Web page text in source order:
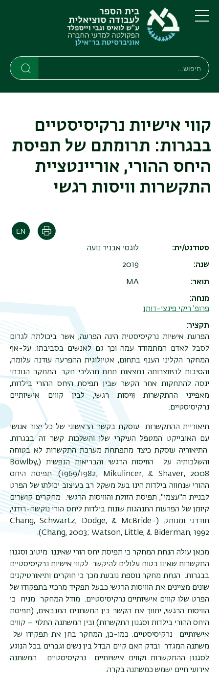
דילוג
לתוכן
העיקרי
דילוג
לתפריט
ניווט
ראשי
תפריט
חיפוש
Search
קווי אישיות נרקיסיסטיים
בבגרות: תרומתם של תפיסת
היחס ההורי, אוריינטציית
התקשרות וויסות רגשי
הדפסה
סטודנט/ית
לוגסי אבניר נועה
שנה 2019
תואר MA
מנחה
פרופ' ריקי פינצי-דותן
תקציר
הפרעת אישיות נרקיסיסטית הינה הפרעה, אשר ביכולתה לגרום
לסבל לאדם המתמודד עמה וכך גם לאנשים בסביבתו. על-אף
המחקר הקליני הענף בתחום, אטיולוגית ההפרעה עודנה עלומה,
והסיבות להיווצרותה נמצאות תחת תהליכי חקר. המחקר הנוכחי
ינסה להתחקות אחר הקשר שבין תפיסת היחס ההורי בילדות,
מאפייני ההתקשרות וּוִיסות רגשי, לבין קווים אישיותיים
נרקיסיסטיים.
תיאוריית ההתקשרות עוסקת בקשר הראשוני של כל יצור אנושי
עם האובייקט המטפל העיקרי שלו והשלכות קשר זה בבגרות.
התיאוריה עוסקת כיצד מתפתחת מערכת התקשרות לא בטוחה
והשלכותיה על הוויסות הרגשי והבריאות הנפשית (Bowlby,
1969/1982; Mikulincer, & Shaver, 2008). תפיסת היחס
ההורי שנחווה בילדות הינו בעל משקל רב בעיצוב יכולתו של הפרט
לבניית ה"עצמי", תפיסת הזולת והוויסות הרגשי. מחקרים קושרים
קיומן של הפרעות התנהגות שונות בילדות ליחס הורי נוקשה-רודני,
חודרני ומנותק ( Chang, Schwartz, Dodge, & McBride-
Chang, 2003; Watson, Little, & Biderman, 1992
).
מכאן עולה הנחת המחקר כי תפיסת יחס הורי שאיננו מיטיב וסגנון
התקשרות שאינו בטוח עלולים להיקשר לקווי אישיות נרקיסיסטיים
בבגרות. הנחת מחקר נוספת נובעת מכך כי חוקרים ותיאורטיקנים
שונים מציינים את הוויסות הרגשי כבעל תפקיד מרכזי בתפקודו של
הפרט שלו קווים אישיותיים נרקיסיסטיים. מודל המחקר מניח כי
הוויסות הרגשי, יתווך את הקשר בין המשתנים המנבאים, (תפיסת
היחס ההורי בילדות וסגנון התקשרות) ובין המשתנה התלוי – קווים
אישיותיים נרקיסיסטיים. כמו-כן, המחקר בחן את תפקידו של
משתנה המגדר ובדק האם קיים הבדל בין נשים וגברים בכל הנוגע
לסגנון ההתקשרות וקווים אישיותיים נרקיסיסטיים. המשתנה
אירועי חיים ישמש כמשתנה בקרה.